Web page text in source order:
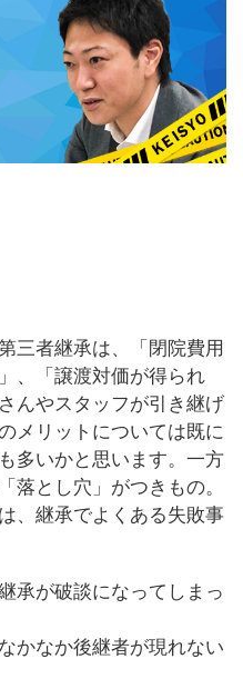
三者継承は、「閉院費用
、「譲渡対価が得られ
んやスタッフが引き継げ
メリットについては既に
多いかと思います。一方
落とし穴」がつきもの。
、継承でよくある失敗事
承が破談になってしまっ
かなか後継者が現れない